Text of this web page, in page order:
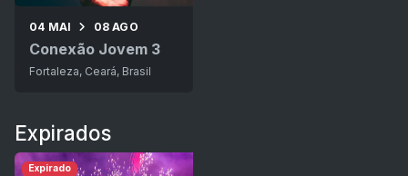
04 MAI 08 AGO
Conexão Jovem 3
Fortaleza, Ceará, Brasil
Expirados
Expirado